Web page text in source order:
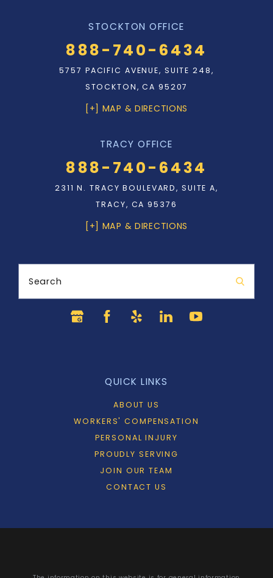
STOCKTON OFFICE
888-740-6434
5757 PACIFIC AVENUE, SUITE 248,
STOCKTON, CA 95207
[+] MAP & DIRECTIONS
TRACY OFFICE
888-740-6434
2311 N. TRACY BOULEVARD, SUITE A,
TRACY, CA 95376
[+] MAP & DIRECTIONS
Search
QUICK LINKS
ABOUT US
WORKERS' COMPENSATION
PERSONAL INJURY
PROUDLY SERVING
JOIN OUR TEAM
CONTACT US